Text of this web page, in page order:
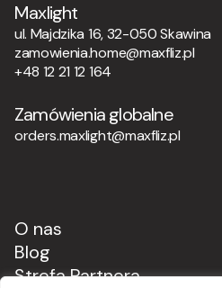
Maxlight
ul. Majdzika 16, 32-050 Skawina
zamowienia.home@maxfliz.pl
+48 12 21 12 164
Zamówienia globalne
orders.maxlight@maxfliz.pl
O nas
Blog
Strefa Partnera